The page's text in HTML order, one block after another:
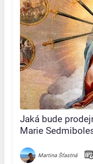
Jaká bude
Marie
místě!Martina Šťastná